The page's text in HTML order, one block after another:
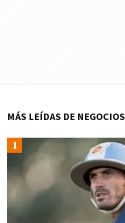
MÁS LEÍDAS DE NEGOCIOS